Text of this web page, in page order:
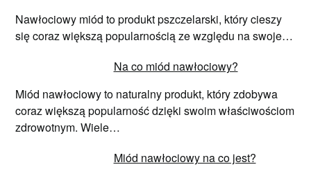
Nawłociowy miód to produkt pszczelarski, który cieszy
się coraz większą popularnością ze względu na swoje…
Na co miód nawłociowy?
Miód nawłociowy to naturalny produkt, który zdobywa
coraz większą popularność dzięki swoim właściwościom
zdrowotnym. Wiele…
Miód nawłociowy na co jest?